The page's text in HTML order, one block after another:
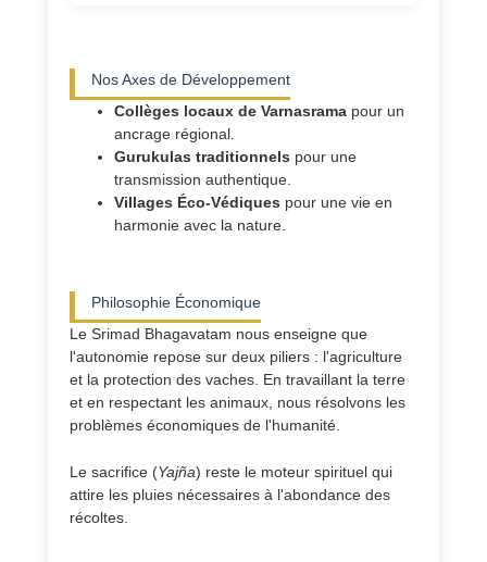
Nos Axes de Développement
Collèges locaux de Varnasrama pour un
ancrage régional.
Gurukulas traditionnels pour une
transmission authentique.
Villages Éco-Védiques pour une vie en
harmonie avec la nature.
Philosophie Économique
Le Srimad Bhagavatam nous enseigne que
l'autonomie repose sur deux piliers : l'agriculture
et la protection des vaches. En travaillant la terre
et en respectant les animaux, nous résolvons les
problèmes économiques de l'humanité.
Le sacrifice (Yajña) reste le moteur spirituel qui
attire les pluies nécessaires à l'abondance des
récoltes.